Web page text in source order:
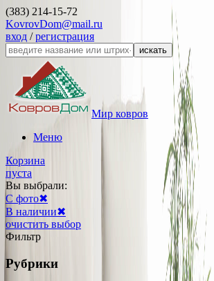
(383) 214-15-72
KovrovDom@mail.ru
вход /регистрация
искать
Мир ковров
Меню
Корзина
пуста
Вы выбрали:
С фото✖
В наличии✖
очистить выбор
Фильтр
Рубрики